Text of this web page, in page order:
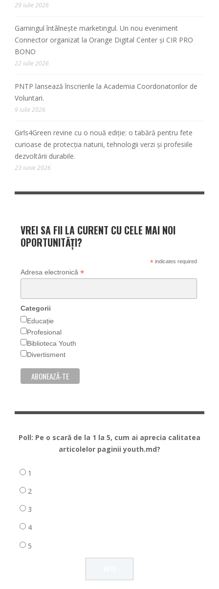
29 iulie 2026
Gamingul întâlnește marketingul. Un nou eveniment
Connector organizat la Orange Digital Center și CIR PRO
BONO
22 iulie 2026
PNTP lansează înscrierile la Academia Coordonatorilor de
Voluntari.
9 iulie 2026
Girls4Green revine cu o nouă ediție: o tabără pentru fete
curioase de protecția naturii, tehnologii verzi și profesiile
dezvoltării durabile.
23 iunie 2026
VREI SA FII LA CURENT CU CELE MAI NOI
OPORTUNITĂȚI?
*indicates required
Adresa electronică *
Categorii
Educație
Profesional
Biblioteca Youth
Divertisment
Poll: Pe o scară de la 1 la 5, cum ai aprecia calitatea
articolelor paginii youth.md?
1
2
3
4
5